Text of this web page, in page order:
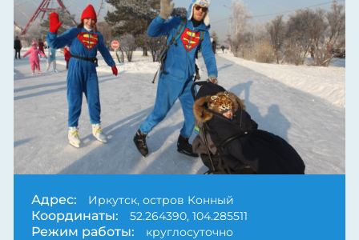
Адрес: Иркутск, остров Конный
Координаты: 52.264390, 104.285511
Режим работы: круглосуточно